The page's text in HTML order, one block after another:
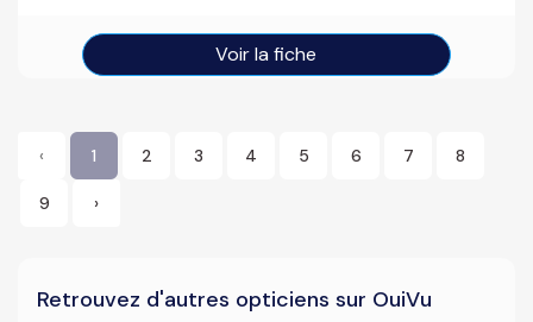
Voir la fiche
‹ 1 2 3 4 5 6 7 8
9 ›
Retrouvez d'autres opticiens sur OuiVu